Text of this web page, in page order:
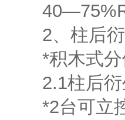
2、柱后
*积木式
2.1柱后
*2台可立